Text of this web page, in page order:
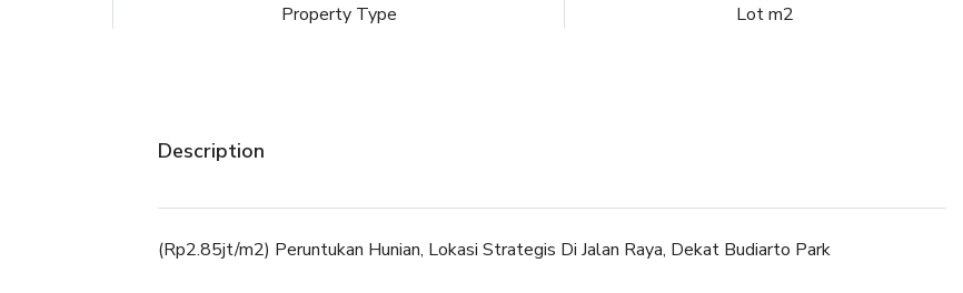
Property Type
Lot m2
Description
(Rp2.85jt/m2) Peruntukan Hunian, Lokasi Strategis Di Jalan Raya, Dekat Budiarto Park